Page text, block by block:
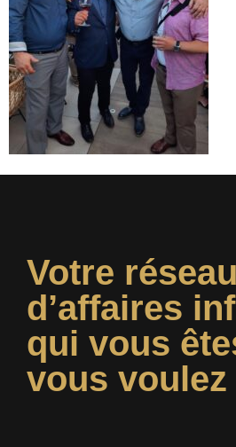
Votre réseau
d’affaires
qui vous
vous voulez